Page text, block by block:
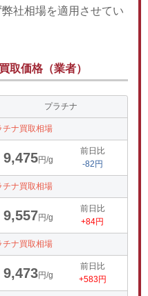
社相場を適用させてい
取価格（業者）
プラチナ
ナ買取相場
9,475円/g
前日比
-82円
ナ買取相場
9,557円/g
前日比
+84円
ナ買取相場
9,473円/g
前日比
+583円